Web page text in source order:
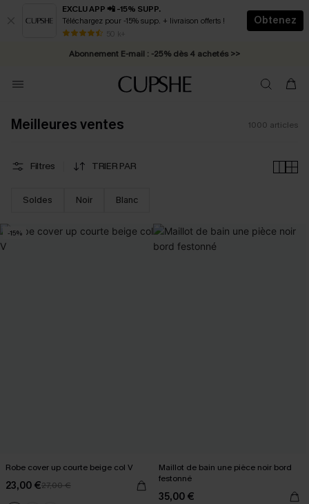
EXCLU APP 📲 -15% SUPP.
Téléchargez pour -15% supp. + livraison offerts !
50 k+
Obtenez
* Livraison éclair 2-3 jours ouvrés >>
Abonnement E-mail : -25% dès 4 achetés >>
Meilleures ventes 1000 articles
Filtres TRIER PAR
Soldes Noir Blanc
-15%
Robe cover up courte beige col V
23,00 €27,00 €
Maillot de bain une pièce noir bord
festonné
35,00 €